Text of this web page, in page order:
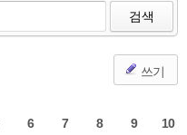
검색
쓰기
6 7 8 9 10